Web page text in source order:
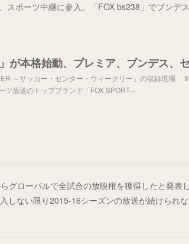
スポーツ中継に参入。「FOX bs238」でブンデ
～サッカー・センター・ウィークリー」の収録現場
放送のトップブランド「FOX SPORT···
グローバルで全試合の放映権を獲得したと発表
しない限り2015-16シーズンの放送が続けられ